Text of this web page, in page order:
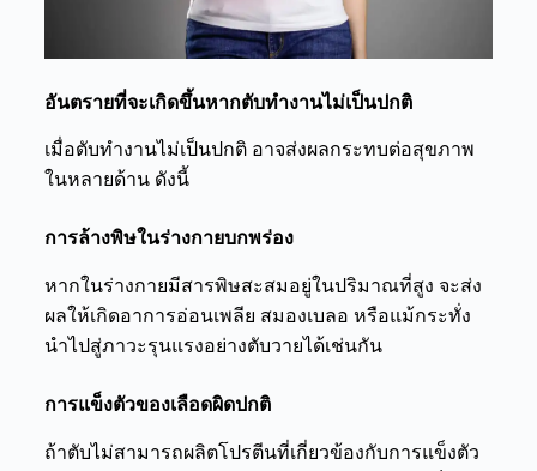
อันตรายที่จะเกิดขึ้นหากตับทำงานไม่เป็นปกติ
เมื่อตับทำงานไม่เป็นปกติ อาจส่งผลกระทบต่อสุขภาพ
ในหลายด้าน ดังนี้
การล้างพิษในร่างกายบกพร่อง
หากในร่างกายมีสารพิษสะสมอยู่ในปริมาณที่สูง จะส่ง
ผลให้เกิดอาการอ่อนเพลีย สมองเบลอ หรือแม้กระทั่ง
นำไปสู่ภาวะรุนแรงอย่างตับวายได้เช่นกัน
การแข็งตัวของเลือดผิดปกติ
ถ้าตับไม่สามารถผลิตโปรตีนที่เกี่ยวข้องกับการแข็งตัว